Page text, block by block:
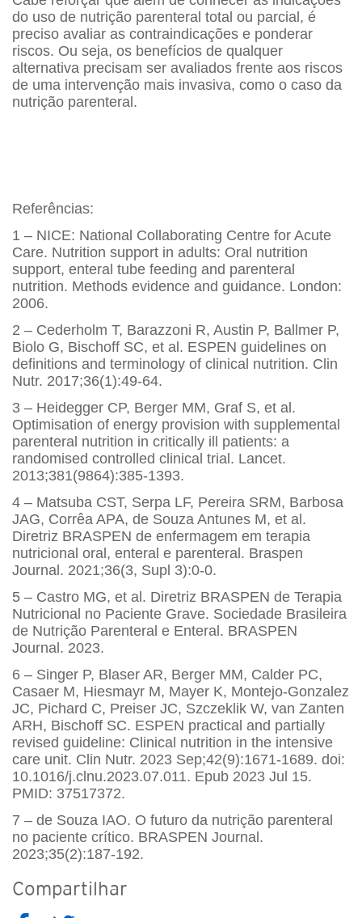
do uso de nutrição parenteral total ou parcial, é
preciso avaliar as contraindicações e ponderar
riscos. Ou seja, os benefícios de qualquer
alternativa precisam ser avaliados frente aos riscos
de uma intervenção mais invasiva, como o caso da
nutrição parenteral.
Referências:
1 – NICE: National Collaborating Centre for Acute
Care. Nutrition support in adults: Oral nutrition
support, enteral tube feeding and parenteral
nutrition. Methods evidence and guidance. London:
2006.
2 – Cederholm T, Barazzoni R, Austin P, Ballmer P,
Biolo G, Bischoff SC, et al. ESPEN guidelines on
definitions and terminology of clinical nutrition. Clin
Nutr. 2017;36(1):49-64.
3 – Heidegger CP, Berger MM, Graf S, et al.
Optimisation of energy provision with supplemental
parenteral nutrition in critically ill patients: a
randomised controlled clinical trial. Lancet.
2013;381(9864):385-1393.
4 – Matsuba CST, Serpa LF, Pereira SRM, Barbosa
JAG, Corrêa APA, de Souza Antunes M, et al.
Diretriz BRASPEN de enfermagem em terapia
nutricional oral, enteral e parenteral. Braspen
Journal. 2021;36(3, Supl 3):0-0.
5 – Castro MG, et al. Diretriz BRASPEN de Terapia
Nutricional no Paciente Grave. Sociedade Brasileira
de Nutrição Parenteral e Enteral. BRASPEN
Journal. 2023.
6 – Singer P, Blaser AR, Berger MM, Calder PC,
Casaer M, Hiesmayr M, Mayer K, Montejo-Gonzalez
JC, Pichard C, Preiser JC, Szczeklik W, van Zanten
ARH, Bischoff SC. ESPEN practical and partially
revised guideline: Clinical nutrition in the intensive
care unit. Clin Nutr. 2023 Sep;42(9):1671-1689. doi:
10.1016/j.clnu.2023.07.011. Epub 2023 Jul 15.
PMID: 37517372.
7 – de Souza IAO. O futuro da nutrição parenteral
no paciente crítico. BRASPEN Journal.
2023;35(2):187-192.
Compartilhar